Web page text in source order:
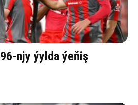
njy ýylda ýeňiş